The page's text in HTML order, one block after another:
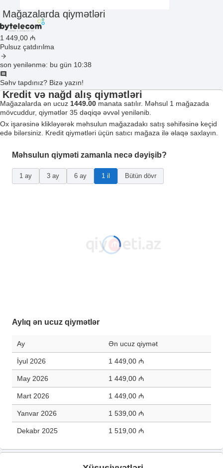
Mağazalarda qiymətləri
1 449 ,00 ₼
Pulsuz çatdırılma
son yenilənmə: bu gün 10:38
Səhv tapdınız? Bizə yazın!
Kredit və nağd alış qiymətləri
Mağazalarda ən ucuz 1449.00 manata satılır. Məhsul 1 mağazada
mövcuddur, qiymətlər 35 dəqiqə əvvəl yenilənib.
Ox işarəsinə klikləyərək məhsulun mağazadakı satış səhifəsinə keçid
edə bilərsiniz. Kredit qiymətləri üçün satıcı mağaza ilə əlaqə saxlayın.
Məhsulun qiyməti zamanla necə dəyişib?
1 ay 3 ay 6 ay 1 il Bütün dövr
Aylıq ən ucuz qiymətlər
Ay Ən ucuz qiymət
İyul 2026 1 449,00 ₼
May 2026 1 449,00 ₼
Mart 2026 1 449,00 ₼
Yanvar 2026 1 539,00 ₼
Dekabr 2025 1 519,00 ₼